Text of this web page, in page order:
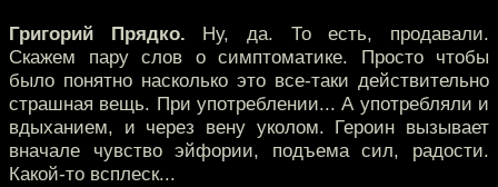
Григорий Прядко. Ну, да. То есть, продавали.
Скажем пару слов о симптоматике. Просто чтобы
было понятно насколько это все-таки действительно
страшная вещь. При употреблении... А употребляли и
вдыханием, и через вену уколом. Героин вызывает
вначале чувство эйфории, подъема сил, радости.
Какой-то всплеск...